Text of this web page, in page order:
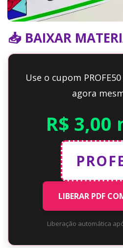
📥 BAIXAR
Use o cupom
agora
R$ 3,00
LIBERAR PDF
Liberação automática